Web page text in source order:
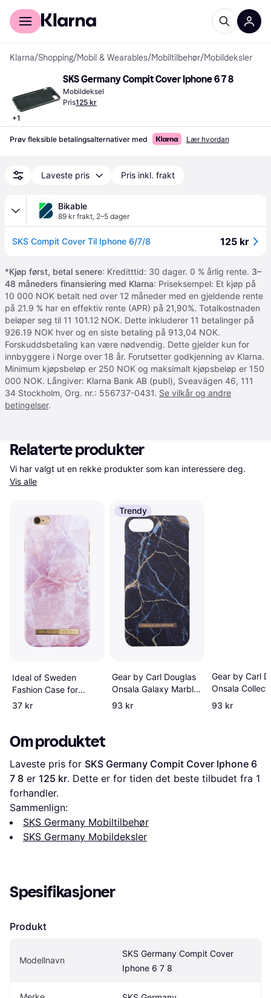
For kunder
Klarna/Shopping/Mobil & Wearables/Mobiltilbehør/Mobildeksler
+1
SKS Germany Compit Cover Iphone 6 7 8
Mobildeksel
Pris125 kr
Prøv fleksible betalingsalternativer med Lær hvordan
Laveste pris Pris inkl. frakt
Bikable
89 kr frakt, 2–5 dager
SKS Compit Cover Til Iphone 6/7/8 125 kr
*Kjøp først, betal senere: Kreditttid: 30 dager. 0 % årlig rente. 3–
48 måneders finansiering med Klarna: Priseksempel: Et kjøp på
10 000 NOK betalt ned over 12 måneder med en gjeldende rente
på 21.9 % har en effektiv rente (APR) på 21,90%. Totalkostnaden
beløper seg til 11 101.12 NOK. Dette inkluderer 11 betalinger på
926.19 NOK hver og en siste betaling på 913,04 NOK.
Forskuddsbetaling kan være nødvendig. Dette gjelder kun for
innbyggere i Norge over 18 år. Forutsetter godkjenning av Klarna.
Minimum kjøpsbeløp er 250 NOK og maksimalt kjøpsbeløp er 150
000 NOK. Långiver: Klarna Bank AB (publ), Sveavägen 46, 111
34 Stockholm, Org. nr.: 556737-0431. Se vilkår og andre
betingelser.
Relaterte produkter
Vis alle
Ideal of Sweden
Fashion Case for
iPhone 6/6S/7/8/SE
37 kr
Trendy
Gear by Carl Douglas
Onsala Galaxy Marble
Case (iPhone
93 kr
Gear by Carl
Onsala
Shine Poppy
93 kr
Om produktet
Laveste pris for SKS Germany Compit Cover Iphone 6
7 8 er 125 kr. Dette er for tiden det beste tilbudet fra 1
forhandler.
Sammenlign:
SKS Germany Mobiltilbehør
SKS Germany Mobildeksler
Spesifikasjoner
Produkt
Modellnavn
SKS Germany Compit Cover
Iphone 6 7 8